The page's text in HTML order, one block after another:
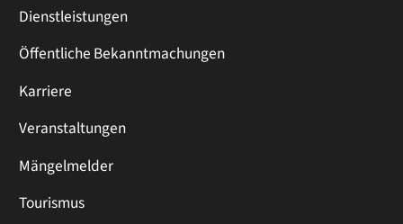
Dienstleistungen
Öffentliche Bekanntmachungen
Karriere
Veranstaltungen
Mängelmelder
Tourismus